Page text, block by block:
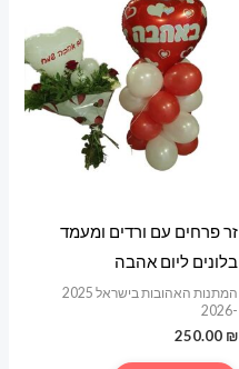
זר פרחים עם ורדים ומעמד
בלונים ליום אהבה
המתנות האהובות בישראל 2025
-2026
250.00 ₪